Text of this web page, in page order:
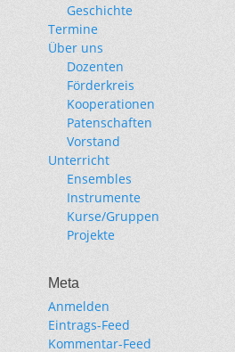
Geschichte
Termine
Über uns
Dozenten
Förderkreis
Kooperationen
Patenschaften
Vorstand
Unterricht
Ensembles
Instrumente
Kurse/Gruppen
Projekte
Meta
Anmelden
Eintrags-Feed
Kommentar-Feed